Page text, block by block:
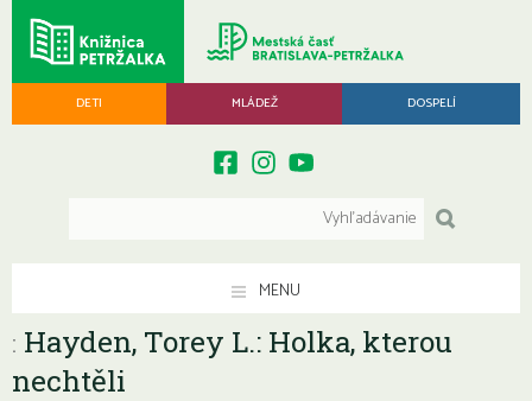
DETI MLÁDEŽ DOSPELÍ
MENU
: Hayden, Torey L.: Holka, kterou
nechtěli